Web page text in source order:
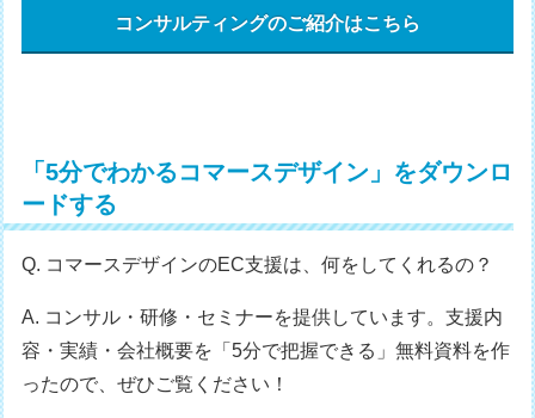
コンサルティングのご紹介はこちら
「5分でわかるコマースデザイン」をダウンロ
ードする
Q. コマースデザインのEC支援は、何をしてくれるの？
A. コンサル・研修・セミナーを提供しています。支援内
容・実績・会社概要を「5分で把握できる」無料資料を作
ったので、ぜひご覧ください！